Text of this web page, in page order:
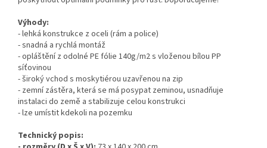
Výhody:
- lehká konstrukce z oceli (rám a police)
- snadná a rychlá montáž
- opláštění z odolné PE fólie 140g/m2 s vloženou bílou PP
síťovinou
- široký vchod s moskytiérou uzavřenou na zip
- zemní zástěra, která se má posypat zeminou, usnadňuje
instalaci do země a stabilizuje celou konstrukci
- lze umístit kdekoli na pozemku
Technický popis: